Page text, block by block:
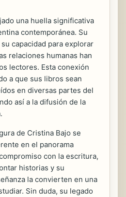
una huella significativa
contemporánea. Su
capacidad para explorar
relaciones humanas han
lectores. Esta conexión
a que sus libros sean
en diversas partes del
así a la difusión de la
de Cristina Bajo se
en el panorama
con la escritura,
historias y su
la convierten en una
Sin duda, su legado